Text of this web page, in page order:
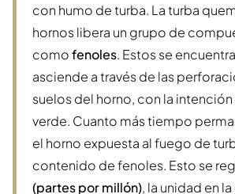
con humo de turba. La turba
hornos libera un grupo de
comofenoles. Estos se
asciende a través de las
suelos del horno, con la
verde. Cuanto más tiempo
el horno expuesta al fuego de
contenido de fenoles. Esto se
(partes por millón), la unidad en